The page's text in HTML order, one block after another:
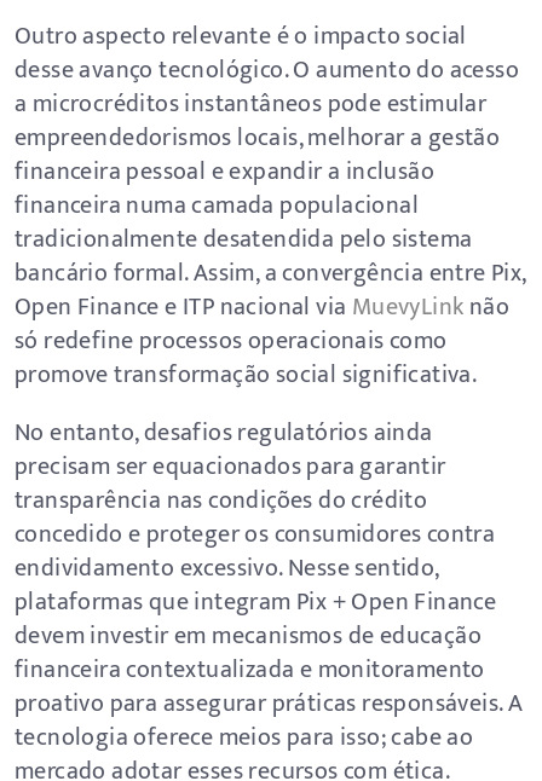
Outro aspecto relevante é o impacto social
desse avanço tecnológico. O aumento do acesso
a microcréditos instantâneos pode estimular
empreendedorismos locais, melhorar a gestão
financeira pessoal e expandir a inclusão
financeira numa camada populacional
tradicionalmente desatendida pelo sistema
bancário formal. Assim, a convergência entre Pix,
Open Finance e ITP nacional via MuevyLinknão
só redefine processos operacionais como
promove transformação social significativa.
No entanto, desafios regulatórios ainda
precisam ser equacionados para garantir
transparência nas condições do crédito
concedido e proteger os consumidores contra
endividamento excessivo. Nesse sentido,
plataformas que integram Pix + Open Finance
devem investir em mecanismos de educação
financeira contextualizada e monitoramento
proativo para assegurar práticas responsáveis. A
tecnologia oferece meios para isso; cabe ao
mercado adotar esses recursos com ética.